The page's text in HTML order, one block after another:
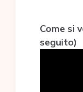
Come si
seguito)